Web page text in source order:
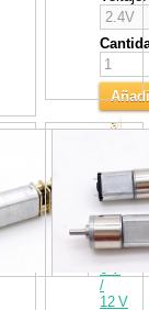
al
2
DC
con
6 V
/
12 V